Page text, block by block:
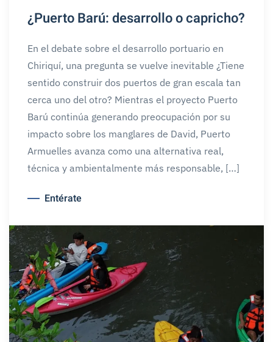
¿Puerto Barú: desarrollo o capricho?
En el debate sobre el desarrollo portuario en
Chiriquí, una pregunta se vuelve inevitable ¿Tiene
sentido construir dos puertos de gran escala tan
cerca uno del otro? Mientras el proyecto Puerto
Barú continúa generando preocupación por su
impacto sobre los manglares de David, Puerto
Armuelles avanza como una alternativa real,
técnica y ambientalmente más responsable, […]
Entérate